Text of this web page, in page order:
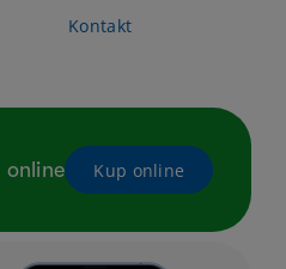
Kontakt
online Kup online